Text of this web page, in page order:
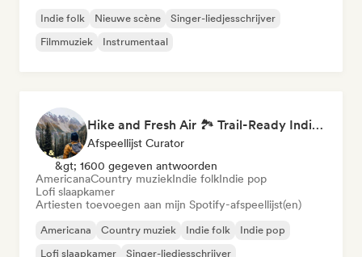
Indie folk Nieuwe scène
Singer-liedjesschrijver
Filmmuziek
Instrumentaal
Hike and Fresh Air 🏞️ Trail-Ready Indie Folk & Acoustic
Afspeellijst Curator
&gt; 1600 gegeven antwoorden
AmericanaCountry muziekIndie folkIndie pop
Lofi slaapkamer
Artiesten toevoegen aan mijn Spotify-afspeellijst(en)
Americana Country muziek Indie folk
Indie pop
Lofi slaapkamer
Singer-liedjesschrijver